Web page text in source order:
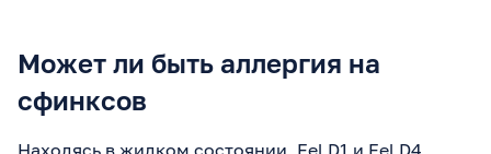
Может ли быть аллергия на
сфинксов
Находясь в жидком состоянии, Fel D1 и Fel D4